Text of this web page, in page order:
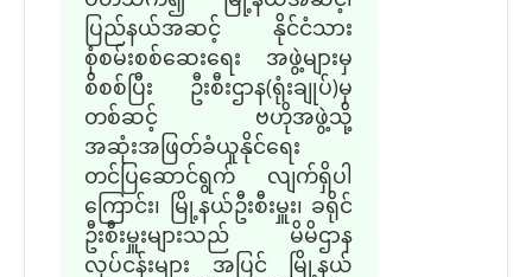
ပြည်နယ်အဆင့် နိုင်ငံသား
စုံစမ်းစစ်ဆေးရေး အဖွဲ့များမှ
စိစစ်ပြီး ဦးစီးဌာန(ရုံးချုပ်)မှ
တစ်ဆင့် ဗဟိုအဖွဲ့သို့
အဆုံးအဖြတ်ခံယူနိုင်ရေး
တင်ပြဆောင်ရွက် လျက်ရှိပါ
ကြောင်း၊ မြို့နယ်ဦးစီးမှူး၊ ခရိုင်
ဦးစီးမှူးများသည် မိမိဌာန
လုပ်ငန်းများ အပြင် မြို့နယ်